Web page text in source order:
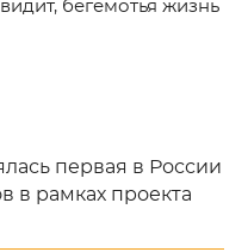
бегемотья жизнь
первая в России
в рамках проекта